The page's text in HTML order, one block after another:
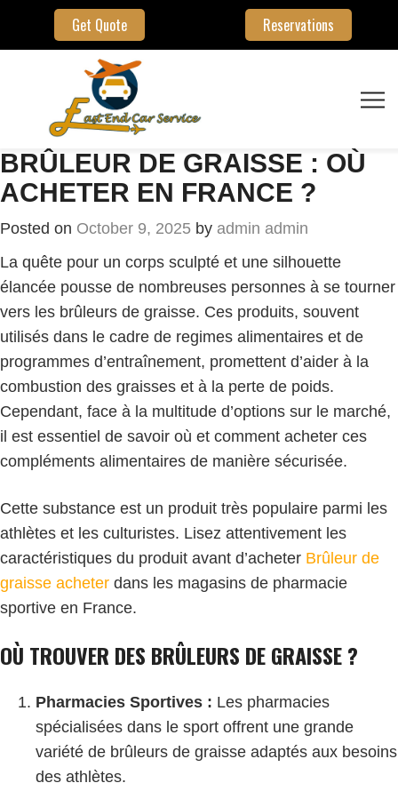
Get Quote Reservations
BRÛLEUR DE GRAISSE : OÙ
ACHETER EN FRANCE ?
Posted on October 9, 2025 by admin admin
La quête pour un corps sculpté et une silhouette
élancée pousse de nombreuses personnes à se tourner
vers les brûleurs de graisse. Ces produits, souvent
utilisés dans le cadre de regimes alimentaires et de
programmes d’entraînement, promettent d’aider à la
combustion des graisses et à la perte de poids.
Cependant, face à la multitude d’options sur le marché,
il est essentiel de savoir où et comment acheter ces
compléments alimentaires de manière sécurisée.
Cette substance est un produit très populaire parmi les
athlètes et les culturistes. Lisez attentivement les
caractéristiques du produit avant d’acheter Brûleur de
graisse acheter dans les magasins de pharmacie
sportive en France.
OÙ TROUVER DES BRÛLEURS DE GRAISSE ?
Pharmacies Sportives : Les pharmacies
spécialisées dans le sport offrent une grande
variété de brûleurs de graisse adaptés aux besoins
des athlètes.